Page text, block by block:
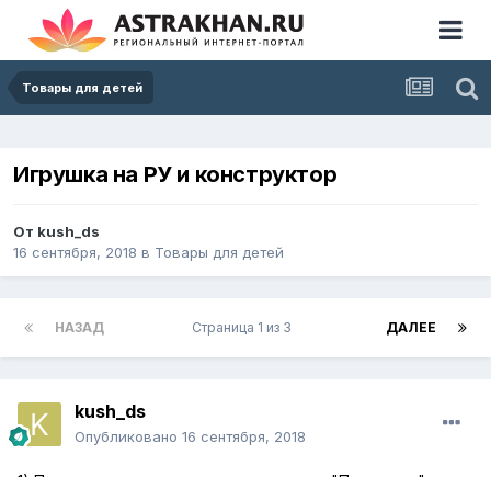
Товары для детей
Игрушка на РУ и конструктор
От kush_ds
16 сентября, 2018 в Товары для детей
НАЗАД ДАЛЕЕ
Страница 1 из 3
kush_ds
Опубликовано 16 сентября, 2018